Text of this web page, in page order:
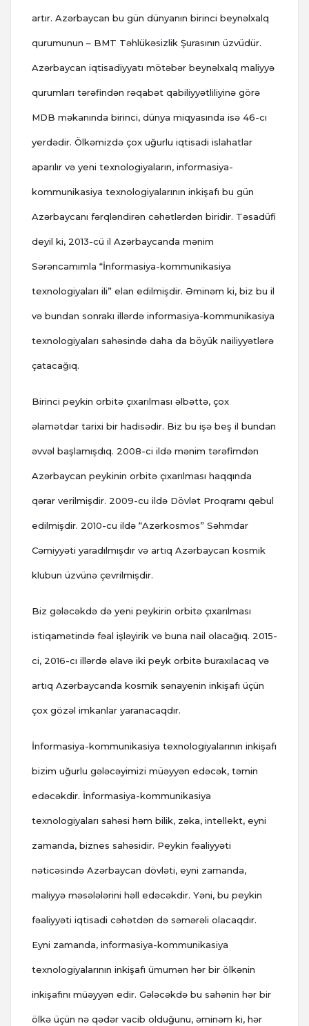
artır. Azərbaycan bu gün dünyanın birinci beynəlxalq
qurumunun – BMT Təhlükəsizlik Şurasının üzvüdür.
Azərbaycan iqtisadiyyatı mötəbər beynəlxalq maliyyə
qurumları tərəfindən rəqabət qabiliyyətliliyinə görə
MDB məkanında birinci, dünya miqyasında isə 46-cı
yerdədir. Ölkəmizdə çox uğurlu iqtisadi islahatlar
aparılır və yeni texnologiyaların, informasiya-
kommunikasiya texnologiyalarının inkişafı bu gün
Azərbaycanı fərqləndirən cəhətlərdən biridir. Təsadüfi
deyil ki, 2013-cü il Azərbaycanda mənim
Sərəncamımla “İnformasiya-kommunikasiya
texnologiyaları ili” elan edilmişdir. Əminəm ki, biz bu il
və bundan sonrakı illərdə informasiya-kommunikasiya
texnologiyaları sahəsində daha da böyük nailiyyətlərə
çatacağıq.
Birinci peykin orbitə çıxarılması əlbəttə, çox
əlamətdar tarixi bir hadisədir. Biz bu işə beş il bundan
əvvəl başlamışdıq. 2008-ci ildə mənim tərəfimdən
Azərbaycan peykinin orbitə çıxarılması haqqında
qərar verilmişdir. 2009-cu ildə Dövlət Proqramı qəbul
edilmişdir. 2010-cu ildə “Azərkosmos” Səhmdar
Cəmiyyəti yaradılmışdır və artıq Azərbaycan kosmik
klubun üzvünə çevrilmişdir.
Biz gələcəkdə də yeni peykirin orbitə çıxarılması
istiqamətində fəal işləyirik və buna nail olacağıq. 2015-
ci, 2016-cı illərdə əlavə iki peyk orbitə buraxılacaq və
artıq Azərbaycanda kosmik sənayenin inkişafı üçün
çox gözəl imkanlar yaranacaqdır.
İnformasiya-kommunikasiya texnologiyalarının inkişafı
bizim uğurlu gələcəyimizi müəyyən edəcək, təmin
edəcəkdir. İnformasiya-kommunikasiya
texnologiyaları sahəsi həm bilik, zəka, intellekt, eyni
zamanda, biznes sahəsidir. Peykin fəaliyyəti
nəticəsində Azərbaycan dövləti, eyni zamanda,
maliyyə məsələlərini həll edəcəkdir. Yəni, bu peykin
fəaliyyəti iqtisadi cəhətdən də səmərəli olacaqdır.
Eyni zamanda, informasiya-kommunikasiya
texnologiyalarının inkişafı ümumən hər bir ölkənin
inkişafını müəyyən edir. Gələcəkdə bu sahənin hər bir
ölkə üçün nə qədər vacib olduğunu, əminəm ki, hər